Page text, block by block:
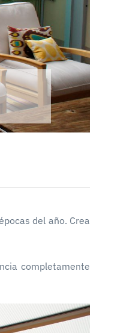
del año. Crea
completamente